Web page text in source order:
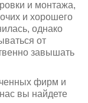
и монтажа,
и хорошего
однако
от
завышать
фирм и
вы найдете